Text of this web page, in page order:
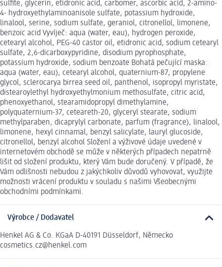
sulfite, glycerin, etidronic acid, carbomer, ascorbic acid, 2-amino-
4- hydroxyethylaminoanisole sulfate, potassium hydroxide,
linalool, serine, sodium sulfate, geraniol, citronellol, limonene,
benzoic acid Vyvíječ: aqua (water, eau), hydrogen peroxide,
cetearyl alcohol, PEG-40 castor oil, etidronic acid, sodium cetearyl
sulfate, 2,6-dicarboxypyridine, disodium pyrophosphate,
potassium hydroxide, sodium benzoate Bohatá pečující maska:
aqua (water, eau), cetearyl alcohol, quaternium-87, propylene
glycol, sclerocarya birrea seed oil, panthenol, isopropyl myristate,
distearoylethyl hydroxyethylmonium methosulfate, citric acid,
phenoxyethanol, stearamidopropyl dimethylamine,
polyquaternium-37, ceteareth-20, glyceryl stearate, sodium
methylparaben, dicaprylyl carbonate, parfum (fragrance), linalool,
limonene, hexyl cinnamal, benzyl salicylate, lauryl glucoside,
citronellol, benzyl alcohol Složení a výživové údaje uvedené v
internetovém obchodě se může v některých případech nepatrně
lišit od složení produktu, který Vám bude doručený. V případě, že
Vám odlišnosti nebudou z jakýchkoliv důvodů vyhovovat, využijte
možnosti vrácení produktu v souladu s našimi Všeobecnými
obchodními podmínkami.
Výrobce / Dodavatel
Henkel AG & Co. KGaA D-40191 Düsseldorf, Německo
cosmetics.cz@henkel.com